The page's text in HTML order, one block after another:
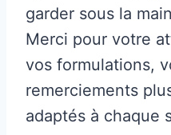
garder sous la
Merci pour votre
vos formulations,
remerciements
adaptés à chaque